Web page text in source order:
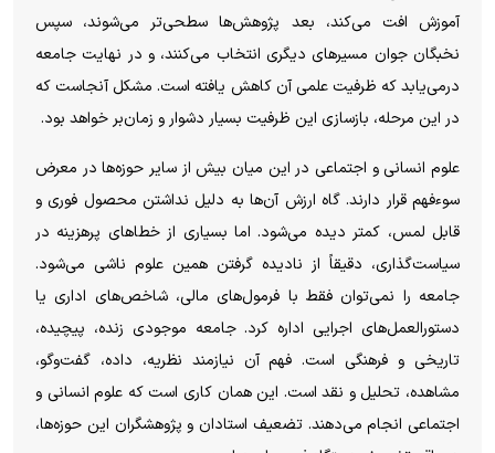
آموزش افت می‌کند، بعد پژوهش‌ها سطحی‌تر می‌شوند، سپس
نخبگان جوان مسیرهای دیگری انتخاب می‌کنند، و در نهایت جامعه
درمی‌یابد که ظرفیت علمی آن کاهش یافته است. مشکل آنجاست که
در این مرحله، بازسازی این ظرفیت بسیار دشوار و زمان‌بر خواهد بود.
علوم انسانی و اجتماعی در این میان بیش از سایر حوزه‌ها در معرض
سوءفهم قرار دارند. گاه ارزش آن‌ها به دلیل نداشتن محصول فوری و
قابل لمس، کمتر دیده می‌شود. اما بسیاری از خطاهای پرهزینه در
سیاست‌گذاری، دقیقاً از نادیده گرفتن همین علوم ناشی می‌شود.
جامعه را نمی‌توان فقط با فرمول‌های مالی، شاخص‌های اداری یا
دستورالعمل‌های اجرایی اداره کرد. جامعه موجودی زنده، پیچیده،
تاریخی و فرهنگی است. فهم آن نیازمند نظریه، داده، گفت‌وگو،
مشاهده، تحلیل و نقد است. این همان کاری است که علوم انسانی و
اجتماعی انجام می‌دهند. تضعیف استادان و پژوهشگران این حوزه‌ها،